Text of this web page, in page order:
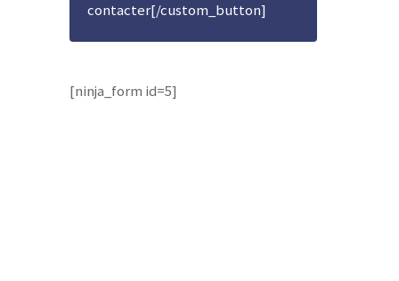
contacter[/custom_button]
[ninja_form id=5]